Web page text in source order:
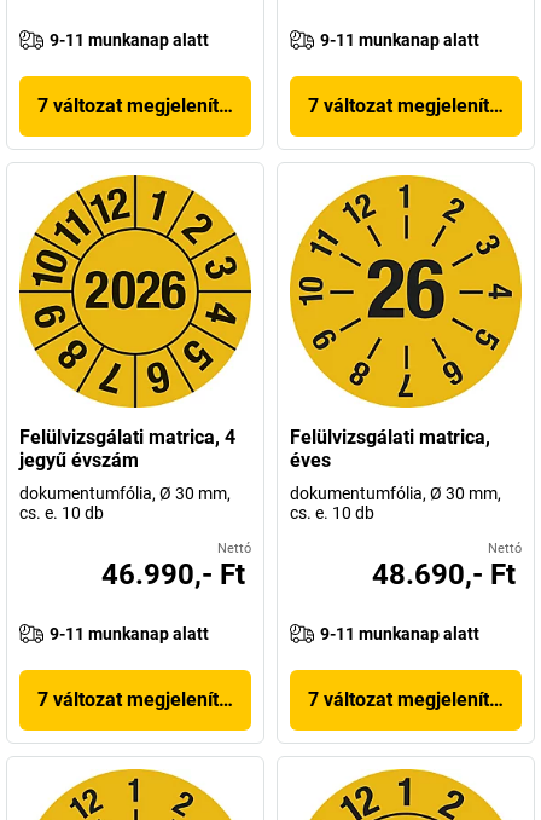
9-11 munkanap alatt
7 változat megjelenítése
9-11 munkanap alatt
7 változat megjelenítése
Felülvizsgálati matrica, 4
jegyű évszám
dokumentumfólia, Ø 30 mm,
cs. e. 10 db
Nettó
46.990,- Ft
9-11 munkanap alatt
7 változat megjelenítése
Felülvizsgálati matrica,
éves
dokumentumfólia, Ø 30 mm,
cs. e. 10 db
Nettó
48.690,- Ft
9-11 munkanap alatt
7 változat megjelenítése